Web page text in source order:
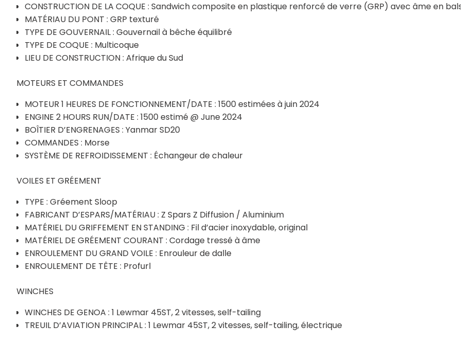
CONSTRUCTION DE LA COQUE : Sandwich composite en plastique renforcé de verre (GRP) avec âme en
MATÉRIAU DU PONT : GRP texturé
TYPE DE GOUVERNAIL : Gouvernail à bêche équilibré
TYPE DE COQUE : Multicoque
LIEU DE CONSTRUCTION : Afrique du Sud
MOTEURS ET COMMANDES
MOTEUR 1 HEURES DE FONCTIONNEMENT/DATE : 1500 estimées à juin 2024
ENGINE 2 HOURS RUN/DATE : 1500 estimé @ June 2024
BOÎTIER D’ENGRENAGES : Yanmar SD20
COMMANDES : Morse
SYSTÈME DE REFROIDISSEMENT : Échangeur de chaleur
VOILES ET GRÉEMENT
TYPE : Gréement Sloop
FABRICANT D’ESPARS/MATÉRIAU : Z Spars Z Diffusion / Aluminium
MATÉRIEL DU GRIFFEMENT EN STANDING : Fil d’acier inoxydable, original
MATÉRIEL DE GRÉEMENT COURANT : Cordage tressé à âme
ENROULEMENT DU GRAND VOILE : Enrouleur de dalle
ENROULEMENT DE TÊTE : Profurl
WINCHES
WINCHES DE GENOA : 1 Lewmar 45ST, 2 vitesses, self-tailing
TREUIL D’AVIATION PRINCIPAL : 1 Lewmar 45ST, 2 vitesses, self-tailing, électrique